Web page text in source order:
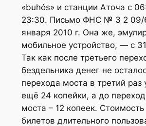
«buhós» и станции Аточа с
23:30. Письмо ФНС № 3 2 09/
января 2010 г. Она же,
мобильное устройство, — с
Так как после третьего
бездельника денег не
перехода моста в третий раз
ещё 24 копейки, а до
моста – 12 копеек.
билетов длительного